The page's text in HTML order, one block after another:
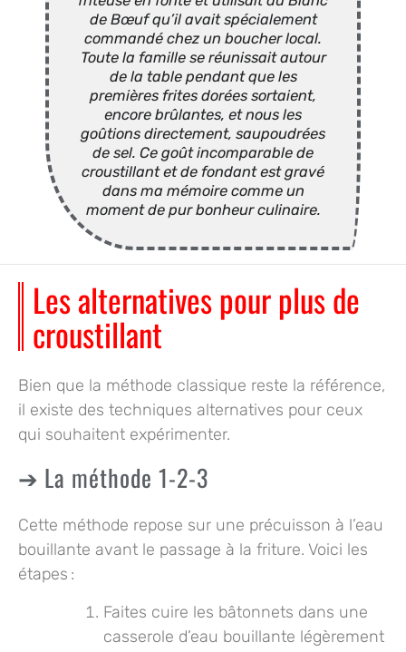
de Bœuf qu’il avait spécialement
commandé chez un boucher local.
Toute la famille se réunissait autour
de la table pendant que les
premières frites dorées sortaient,
encore brûlantes, et nous les
goûtions directement, saupoudrées
de sel. Ce goût incomparable de
croustillant et de fondant est gravé
dans ma mémoire comme un
moment de pur bonheur culinaire.
Les alternatives pour plus de
croustillant
Bien que la méthode classique reste la référence,
il existe des techniques alternatives pour ceux
qui souhaitent expérimenter.
La méthode 1-2-3
Cette méthode repose sur une précuisson à l’eau
bouillante avant le passage à la friture. Voici les
étapes :
Faites cuire les bâtonnets dans une
casserole d’eau bouillante légèrement